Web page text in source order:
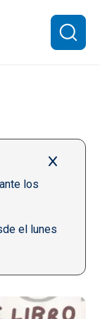
los
el lunes